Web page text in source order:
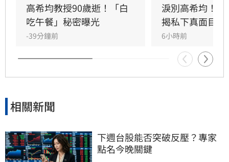
票」留學，改變一生。
高希均教授90歲逝！「白
吃午餐」秘密曝光
-39分鐘前
淚別高希均！
揭私下真面目
6小時前
相關新聞
下週台股能否突破反壓？專家
點名今晚關鍵